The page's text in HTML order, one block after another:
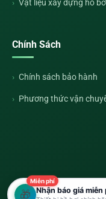
Vật liệu xây dựng hồ
Chính Sách
Chính sách bảo hành
Phương thức vận
Miễn phí
🎁 Nhận báo giá miễn